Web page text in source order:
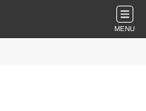
MENU